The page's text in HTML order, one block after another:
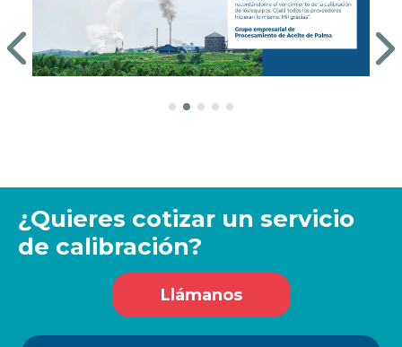
¿Quieres cotizar un servicio
de calibración?
Llámanos